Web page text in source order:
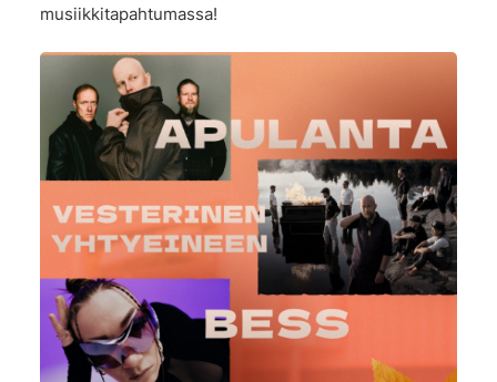
musiikkitapahtumassa!